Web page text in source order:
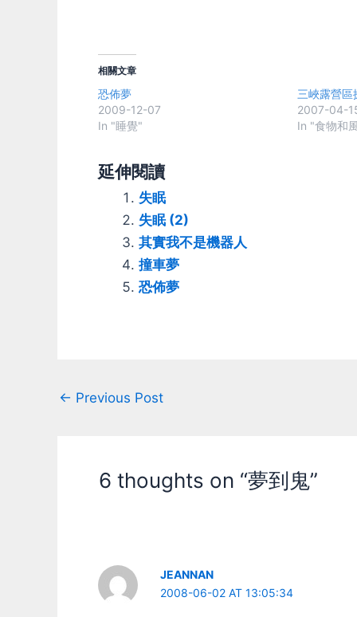
相關文章
恐佈夢
2009-12-07
In "睡覺"
三峽露營區
2007-04-
In "食物和
延伸閱讀
失眠
失眠 (2)
其實我不是機器人
撞車夢
恐佈夢
Post
← Previous Post
6 thoughts on “夢到鬼”
JEANNAN
2008-06-02 AT 13:05:34